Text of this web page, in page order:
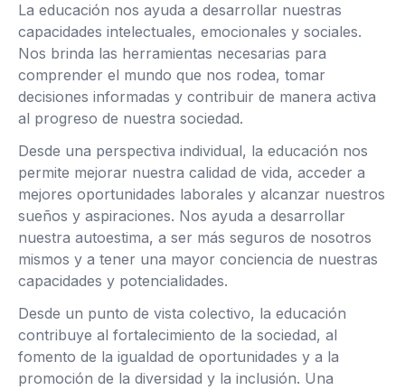
La educación nos ayuda a desarrollar nuestras
capacidades intelectuales, emocionales y sociales.
Nos brinda las herramientas necesarias para
comprender el mundo que nos rodea, tomar
decisiones informadas y contribuir de manera activa
al progreso de nuestra sociedad.
Desde una perspectiva individual, la educación nos
permite mejorar nuestra calidad de vida, acceder a
mejores oportunidades laborales y alcanzar nuestros
sueños y aspiraciones. Nos ayuda a desarrollar
nuestra autoestima, a ser más seguros de nosotros
mismos y a tener una mayor conciencia de nuestras
capacidades y potencialidades.
Desde un punto de vista colectivo, la educación
contribuye al fortalecimiento de la sociedad, al
fomento de la igualdad de oportunidades y a la
promoción de la diversidad y la inclusión. Una